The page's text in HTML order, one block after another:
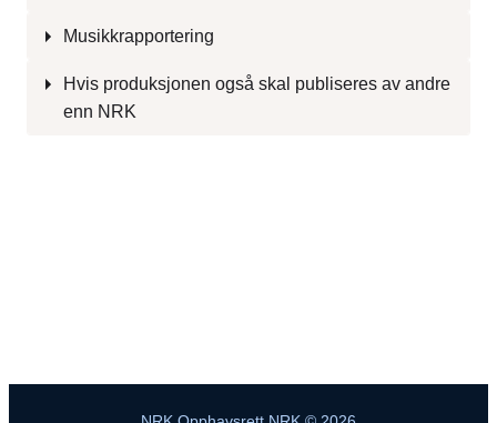
Musikkrapportering
Hvis produksjonen også skal publiseres av andre
enn NRK